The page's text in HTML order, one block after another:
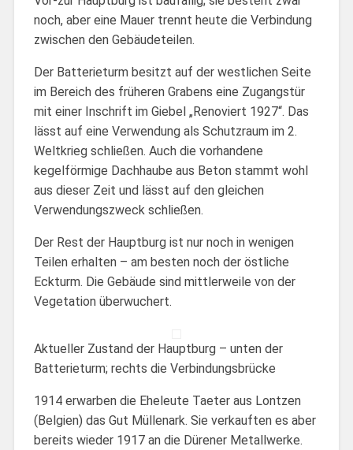
noch, aber eine Mauer trennt heute die Verbindung
zwischen den Gebäudeteilen.
Der Batterieturm besitzt auf der westlichen Seite
im Bereich des früheren Grabens eine Zugangstür
mit einer Inschrift im Giebel „Renoviert 1927“. Das
lässt auf eine Verwendung als Schutzraum im 2.
Weltkrieg schließen. Auch die vorhandene
kegelförmige Dachhaube aus Beton stammt wohl
aus dieser Zeit und lässt auf den gleichen
Verwendungszweck schließen.
Der Rest der Hauptburg ist nur noch in wenigen
Teilen erhalten – am besten noch der östliche
Eckturm. Die Gebäude sind mittlerweile von der
Vegetation überwuchert.
Aktueller Zustand der Hauptburg – unten der
Batterieturm; rechts die Verbindungsbrücke
1914 erwarben die Eheleute Taeter aus Lontzen
(Belgien) das Gut Müllenark. Sie verkauften es aber
bereits wieder 1917 an die Dürener Metallwerke.